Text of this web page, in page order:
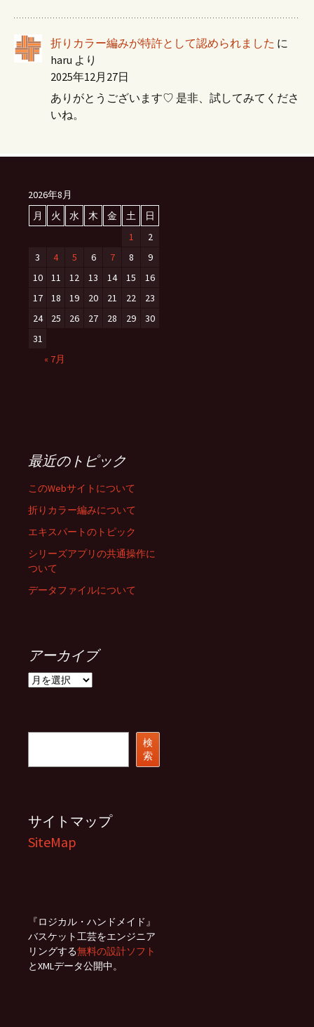
折りカラー編みが特許として認められました に
haru より
2025年12月27日
ありがとうございます♡ 是非、試してみてくださ
いね。
2026年8月
月
火 水 木 金 土
日
1
2
3
4 5 6 7 8
9
10
11 12 13 14 15
16
17
18 19 20 21 22
23
24
25 26 27 28 29
30
31
« 7月
最近のトピック
このWebサイトについて
折りカラー編みについて
エキスパートのトピック
シリーズアプリの共通操作に
ついて
データファイルについて
アーカイブ
ア
検
索
サイトマップ
SiteMap
『ロジカル・ハンドメイド』
バスケット工芸をエンジニア
リングする無料の設計ソフト
とXMLデータ公開中。